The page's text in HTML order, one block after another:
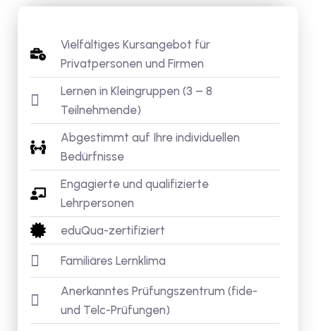
Vielfältiges Kursangebot für
Privatpersonen und Firmen
Lernen in Kleingruppen (3 – 8
Teilnehmende)
Abgestimmt auf Ihre individuellen
Bedürfnisse
Engagierte und qualifizierte
Lehrpersonen
eduQua-zertifiziert
Familiäres Lernklima
Anerkanntes Prüfungszentrum (fide-
und Telc-Prüfungen)